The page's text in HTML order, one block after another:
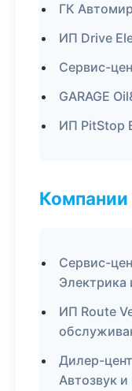
ГК
ИП Drive
Сервис-
GARAGE
ИП PitStop
Сервис-
Электрика
ИП Route
Дилер-
Автозвук